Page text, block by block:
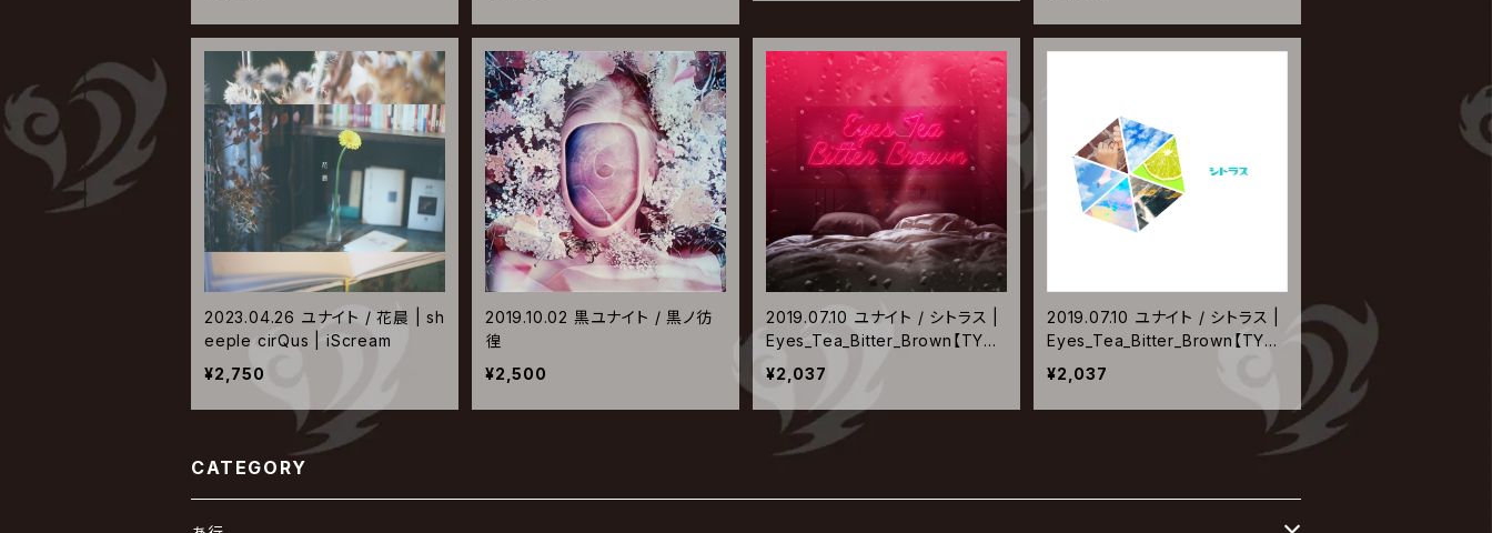
2023.04.26 ユナイト / 花晨 | sh
eeple cirQus | iScream
¥2,750
2019.10.02 黒ユナイト / 黒ノ彷
徨
¥2,500
2019.07.10 ユナイト / シトラス |
Eyes_Tea_Bitter_Brown【TYPE
-L】
¥2,037
2019.07.10 ユナイト / シトラス |
Eyes_Tea_Bitter_Brown【TYPE
-M】
¥2,037
CATEGORY